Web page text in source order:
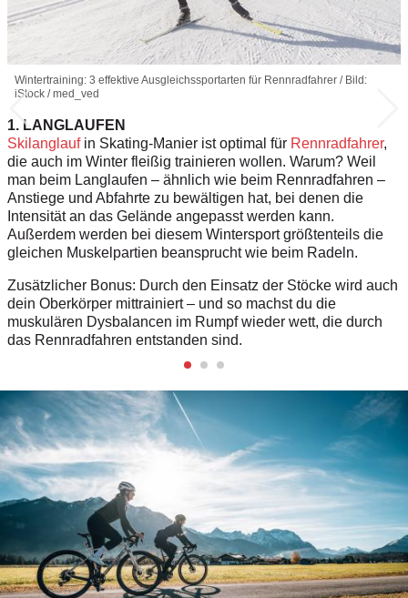
Wintertraining: 3 effektive Ausgleichssportarten für Rennradfahrer / Bild:
iStock / med_ved
1. LANGLAUFEN
Skilanglaufin Skating-Manier ist optimal für Rennradfahrer,
die auch im Winter fleißig trainieren wollen. Warum? Weil
man beim Langlaufen – ähnlich wie beim Rennradfahren –
Anstiege und Abfahrte zu bewältigen hat, bei denen die
Intensität an das Gelände angepasst werden kann.
Außerdem werden bei diesem Wintersport größtenteils die
gleichen Muskelpartien beansprucht wie beim Radeln.
Zusätzlicher Bonus: Durch den Einsatz der Stöcke wird auch
dein Oberkörper mittrainiert – und so machst du die
muskulären Dysbalancen im Rumpf wieder wett, die durch
das Rennradfahren entstanden sind.